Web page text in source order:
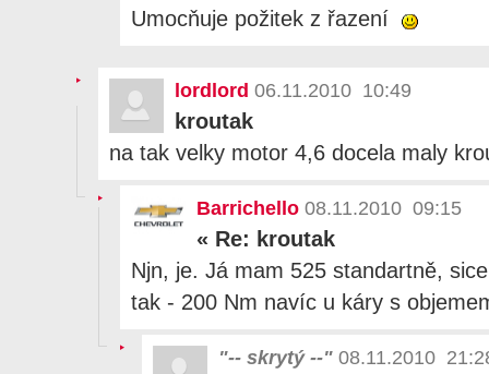
Umocňuje požitek z řazení
lordlord 06.11.2010 10:49
kroutak
na tak velky motor 4,6 docela maly
Barrichello 08.11.2010 09:15
« Re: kroutak
Njn, je. Já mam 525 standartně,
tak - 200 Nm navíc u káry s
"-- skrytý --" 08.11.2010